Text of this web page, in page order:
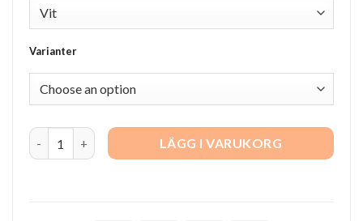
Varianter
Swirl quantity LÄGG I VARUKORG